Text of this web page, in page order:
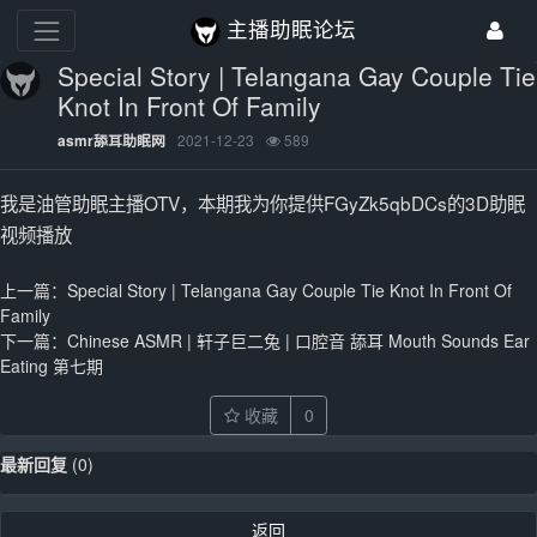
主播助眠论坛
Special Story | Telangana Gay Couple Tie
Knot In Front Of Family
asmr舔耳助眠网 2021-12-23 589
我是油管助眠主播OTV，本期我为你提供FGyZk5qbDCs的3D助眠
视频播放
上一篇： Special Story | Telangana Gay Couple Tie Knot In Front Of
Family
下一篇： Chinese ASMR | 轩子巨二兔 | 口腔音 舔耳 Mouth Sounds Ear
Eating 第七期
收藏 0
最新回复 (0)
返回